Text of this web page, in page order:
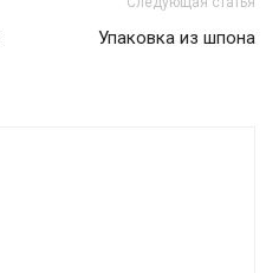
Упаковка из шпона